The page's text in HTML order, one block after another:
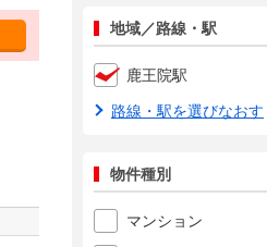
地域／路線・駅
鹿王院駅
路線・駅を選びなおす
物件種別
マンション